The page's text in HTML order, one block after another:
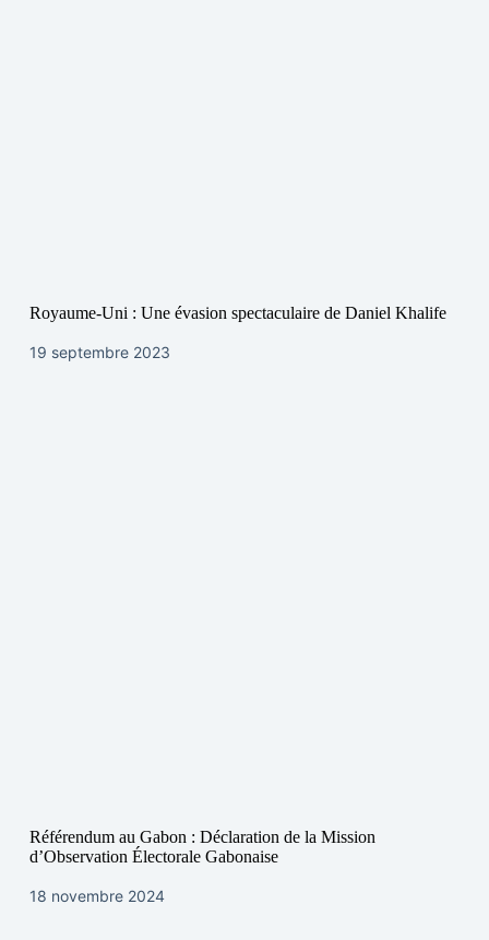
Royaume-Uni : Une évasion spectaculaire de Daniel Khalife
19 septembre 2023
Référendum au Gabon : Déclaration de la Mission
d’Observation Électorale Gabonaise
18 novembre 2024